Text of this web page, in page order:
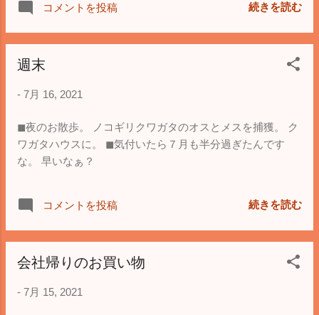
ります。
コメントを投稿 続きを読む
週末
- 7月 16, 2021
◼︎夜のお散歩。 ノコギリクワガタのオスとメスを捕獲。 ク
ワガタハウスに。 ◼︎気付いたら７月も半分過ぎたんです
な。 早いなぁ？
コメントを投稿 続きを読む
会社帰りのお買い物
- 7月 15, 2021